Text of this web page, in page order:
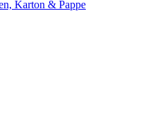
Karton & Pappe